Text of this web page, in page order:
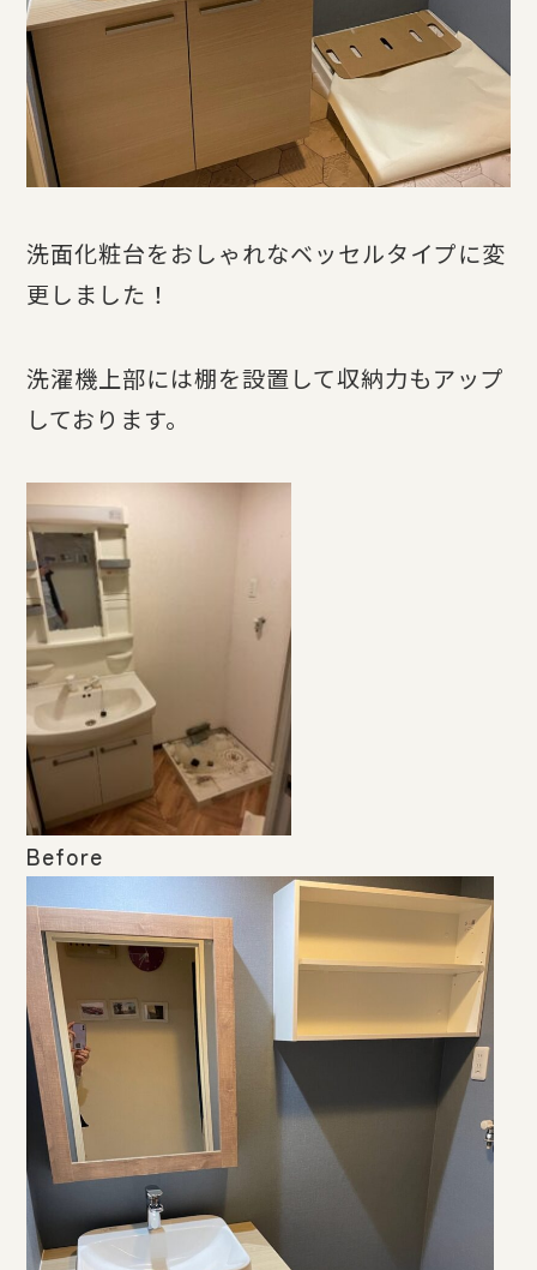
洗面化粧台をおしゃれなベッセルタイプに変
更しました！
洗濯機上部には棚を設置して収納力もアップ
しております。
Before